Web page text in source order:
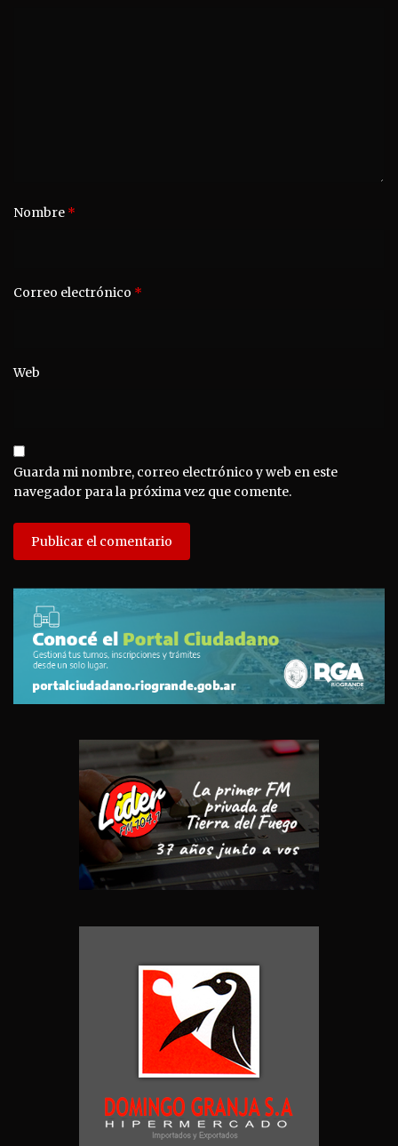
Nombre *
Correo electrónico *
Web
Guarda mi nombre, correo electrónico y web en este
navegador para la próxima vez que comente.